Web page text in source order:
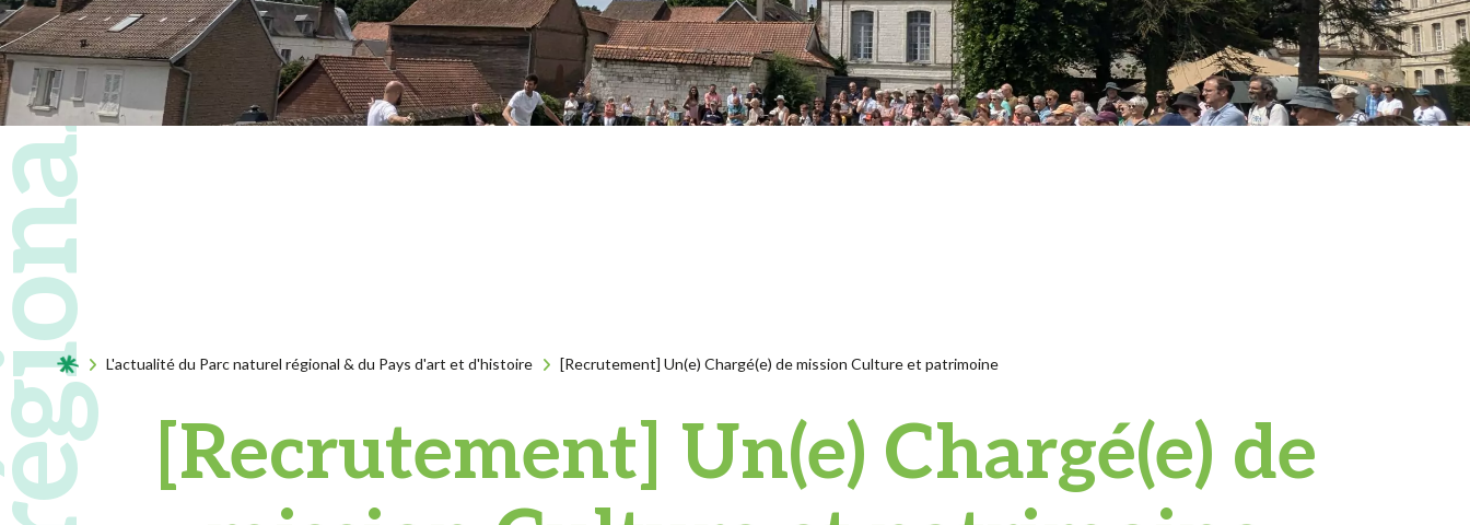
Acceuil L'actualité du Parc naturel régional & du Pays d'art et d'histoire [Recrutement] Un(e) Chargé(e) de mission Culture et patrimoine
[Recrutement] Un(e) Chargé(e) de